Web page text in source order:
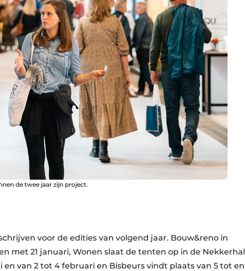
de twee jaar zijn project.
voor de edities van volgend jaar. Bouw&reno in
met 21 januari, Wonen slaat de tenten op in de Nekkerhal
en van 2 tot 4 februari en Bisbeurs vindt plaats van 5 tot en